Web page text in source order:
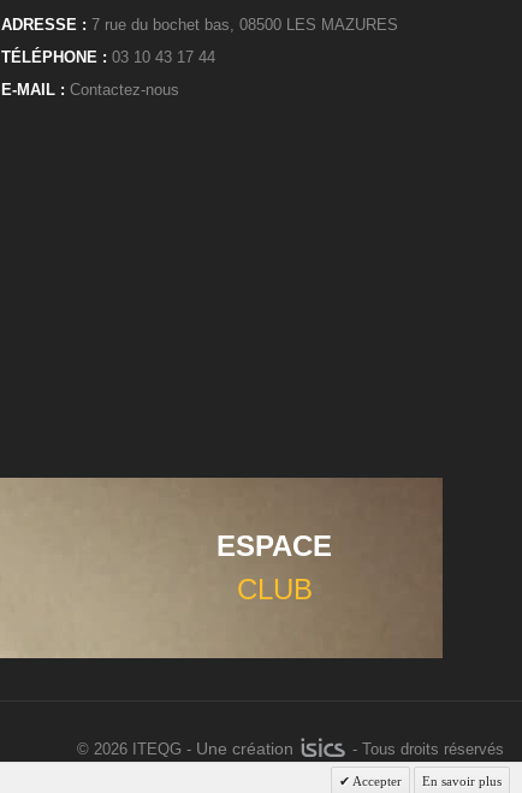
ADRESSE : 7 rue du bochet bas, 08500 LES MAZURES
TÉLÉPHONE : 03 10 43 17 44
E-MAIL : Contactez-nous
ESPACE
CLUB
© 2026 ITEQG - Une création - Tous droits réservés
Accepter En savoir plus